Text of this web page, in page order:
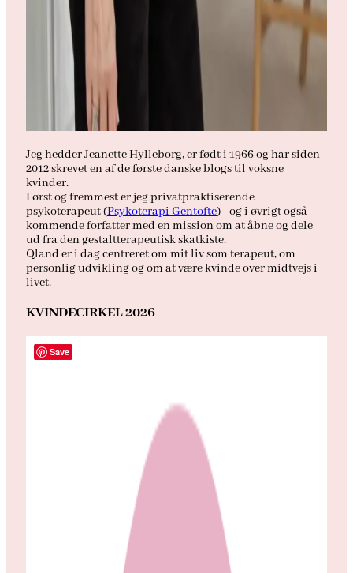
Jeg hedder Jeanette Hylleborg, er født i 1966 og har siden
2012 skrevet en af de første danske blogs til voksne
kvinder.
Først og fremmest er jeg privatpraktiserende
psykoterapeut (Psykoterapi Gentofte) - og i øvrigt også
kommende forfatter med en mission om at åbne og dele
ud fra den gestaltterapeutisk skatkiste.
Qland er i dag centreret om mit liv som terapeut, om
personlig udvikling og om at være kvinde over midtvejs i
livet.
KVINDECIRKEL 2026
Save